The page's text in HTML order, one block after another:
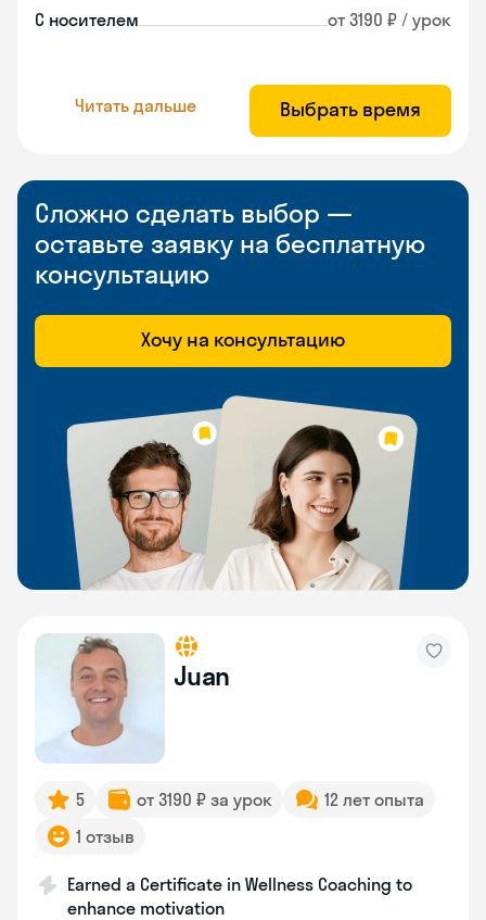
С носителем от 3190 ₽ / урок
Читать дальше Выбрать время
Сложно сделать выбор —
оставьте заявку на бесплатную
консультацию
Хочу на консультацию
Juan
5 от 3190 ₽ за урок
12 лет опыта
1 отзыв
Earned a Certificate in Wellness Coaching to
enhance motivation